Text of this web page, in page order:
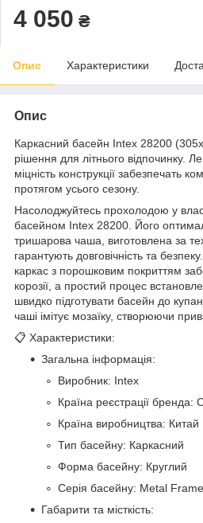
4 050 ₴
Опис Характеристики
Опис
Каркасний басейн Intex 28200
рішення для літнього відпочинку.
міцність конструкції забезпечать
протягом усього сезону.
Насолоджуйтесь прохолодою у
басейном Intex 28200. Його
тришарова чаша, виготовлена за
гарантують довговічність та
каркас з порошковим покриттям
корозії, а простий процес
швидко підготувати басейн до
чаші імітує мозаїку, створюючи
📋 Характеристики:
Загальна інформація:
Виробник: Intex
Країна реєстрації
Країна виробництва: Китай
Тип басейну: Каркасний
Форма басейну: Круглий
Серія басейну: Metal
Габарити та місткість: